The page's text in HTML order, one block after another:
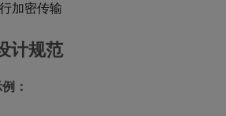
加密传输
计规范
：